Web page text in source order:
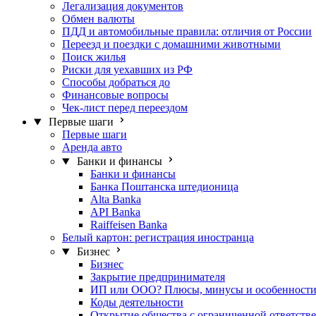
Легализация документов
Обмен валюты
ПДД и автомобильные правила: отличия от России
Переезд и поездки с домашними животными
Поиск жилья
Риски для уехавших из РФ
Способы добраться до
Финансовые вопросы
Чек-лист перед переездом
Первые шаги
Первые шаги
Аренда авто
Банки и финансы
Банки и финансы
Банка Поштанска штедионица
Alta Banka
API Banka
Raiffeisen Banka
Белый картон: регистрация иностранца
Бизнес
Бизнес
Закрытие предпринимателя
ИП или ООО? Плюсы, минусы и особенности
Коды деятельности